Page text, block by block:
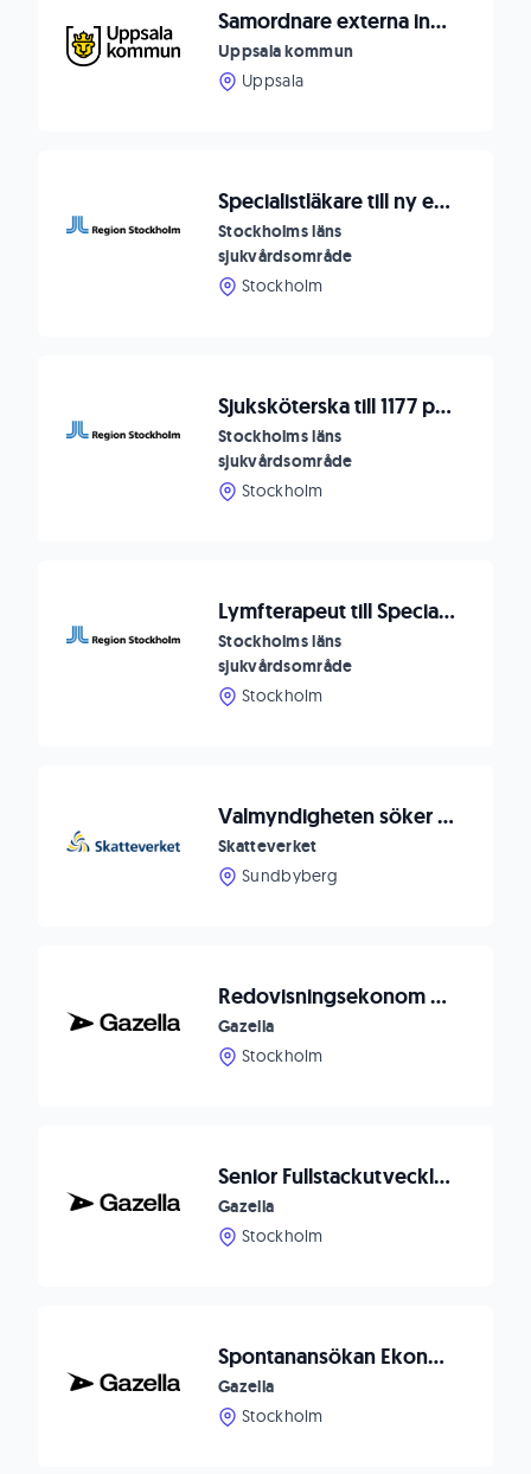
Samordnare externa insatser - Socialförvaltningen
Uppsala kommun
Uppsala
Specialistläkare till ny enhet BUP Neuropsykiatri - forma framtidens BUP
Stockholms läns
sjukvårdsområde
Stockholm
Sjuksköterska till 1177 på telefon i Region Stockholm
Stockholms läns
sjukvårdsområde
Stockholm
Lymfterapeut till Specialistmottagning
Stockholms läns
sjukvårdsområde
Stockholm
Valmyndigheten söker valhandläggare med statistikinriktning
Skatteverket
Sundbyberg
Redovisningsekonom med Systemintresse till BST Brandskyddsteamet AB
Gazella
Stockholm
Senior Fullstackutvecklare till Gazella
Gazella
Stockholm
Spontanansökan Ekonomiassistent
Gazella
Stockholm